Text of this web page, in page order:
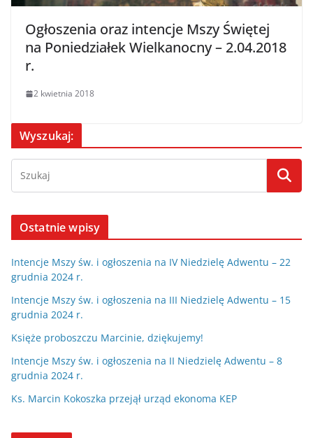
Ogłoszenia oraz intencje Mszy Świętej
na Poniedziałek Wielkanocny – 2.04.2018
r.
2 kwietnia 2018
Wyszukaj:
Ostatnie wpisy
Intencje Mszy św. i ogłoszenia na IV Niedzielę Adwentu – 22
grudnia 2024 r.
Intencje Mszy św. i ogłoszenia na III Niedzielę Adwentu – 15
grudnia 2024 r.
Księże proboszczu Marcinie, dziękujemy!
Intencje Mszy św. i ogłoszenia na II Niedzielę Adwentu – 8
grudnia 2024 r.
Ks. Marcin Kokoszka przejął urząd ekonoma KEP